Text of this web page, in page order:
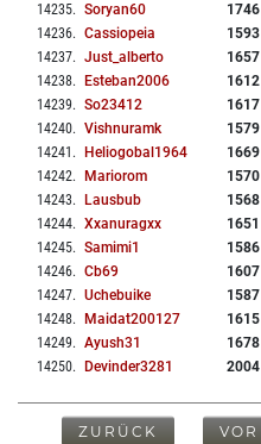
14235. Soryan60 1746
14236. Cassiopeia 1593
14237. Just_alberto 1657
14238. Esteban2006 1612
14239. So23412 1617
14240. Vishnuramk 1579
14241 . Heliogobal1964 1669
14242. Mariorom 1570
14243. Lausbub 1568
14244. Xxanuragxx 1651
14245. Samimi1 1586
14246. Cb69 1607
14247. Uchebuike 1587
14248. Maidat200127 1615
14249. Ayush31 1678
14250. Devinder3281 2004
ZURÜCK VOR